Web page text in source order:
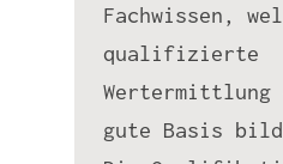
Fachwissen,
qualifizierte
Wertermittlung
gute Basis